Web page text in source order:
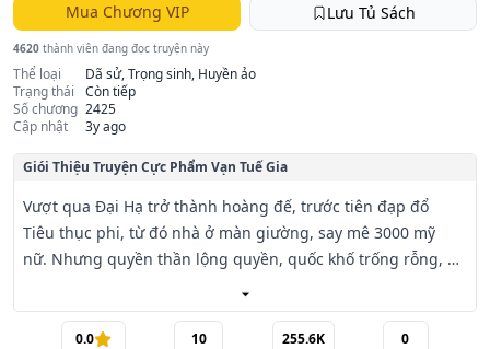
Mua Chương VIP Lưu Tủ Sách
4620 thành viên đang đọc truyện này
Thể loại
Dã sử, Trọng sinh, Huyền ảo
Trạng thái
Còn tiếp
Số chương 2425
Cập nhật
3y ago
Giói Thiệu Truyện Cực Phẩm Vạn Tuế Gia
Vượt qua Đại Hạ trở thành hoàng đế, trước tiên đạp đổ
Tiêu thục phi, từ đó nhà ở màn giường, say mê 3000 mỹ
nữ. Nhưng quyền thần lộng quyền, quốc khố trống rỗng, dị
đành phải nhấc lên đồ đao, thành làm một đời Bạo Quân!
Thuận ta thì sống, nghịch ta thì chết!
0.0
10
255.6K
0